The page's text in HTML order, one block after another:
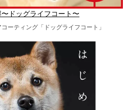
ドッグライフコート〜
ーティング「ドッグライフコート」